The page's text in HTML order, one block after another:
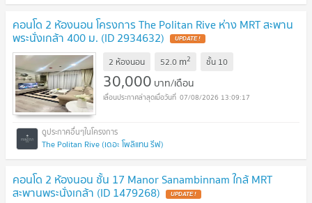
คอนโด 2 ห้องนอน โครงการ The Politan Rive ห่าง MRT สะพาน
พระนั่งเกล้า 400 ม. (ID 2934632)
2 ห้องนอน 52.0 m2 ชั้น 10
30,000 บาท/เดือน
07/08/2026 13:09:17
The Politan Rive (เดอะ โพลิแทน รีฟ)
คอนโด 2 ห้องนอน ชั้น 17 Manor Sanambinnam ใกล้ MRT
สะพานพระนั่งเกล้า (ID 1479268)